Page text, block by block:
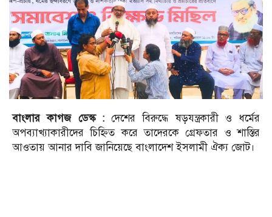
বাংলার কাগজ ডেস্ক :দেশের বিরুদ্ধে ষড়যন্ত্রকারী ও ধর্মের
অপব্যাখ্যাকারীদের চিহ্নিত করে তাদেরকে গ্রেফতার ও শাস্তির
আওতায় আনার দাবি জানিয়েছে বাংলাদেশ ইসলামী ঐক্য জোট।